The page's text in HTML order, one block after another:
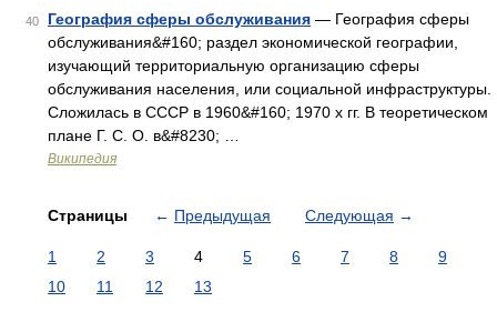
40 География сферы обслуживания — География сферы
обслуживания&#160; раздел экономической географии,
изучающий территориальную организацию сферы
обслуживания населения, или социальной инфраструктуры.
Сложилась в СССР в 1960&#160; 1970 х гг. В теоретическом
плане Г. С. О. в&#8230; …
Википедия
Страницы ← Предыдущая Следующая →
1 2 3 4 5 6 7 8
9
10
11 12 13